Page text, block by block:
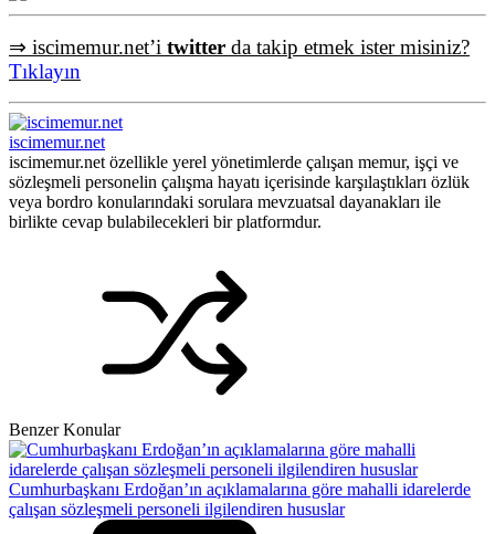
⇒ iscimemur.net’i twitter da takip etmek ister misiniz?
Tıklayın
iscimemur.net
iscimemur.net özellikle yerel yönetimlerde çalışan memur, işçi ve
sözleşmeli personelin çalışma hayatı içerisinde karşılaştıkları özlük
veya bordro konularındaki sorulara mevzuatsal dayanakları ile
birlikte cevap bulabilecekleri bir platformdur.
Benzer Konular
Cumhurbaşkanı Erdoğan’ın açıklamalarına göre mahalli idarelerde
çalışan sözleşmeli personeli ilgilendiren hususlar